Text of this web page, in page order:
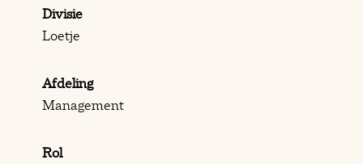
Divisie
Loetje
Afdeling
Management
Rol